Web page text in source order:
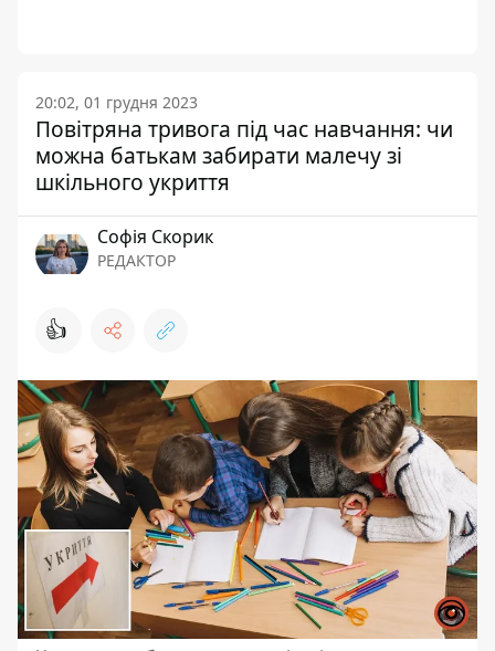
20:02, 01 грудня 2023
Повітряна тривога під час навчання: чи
можна батькам забирати малечу зі
шкільного укриття
Софія Скорик
РЕДАКТОР
👍